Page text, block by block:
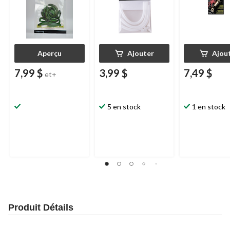
Aperçu
7,99 $ et+
Ajouter
3,99 $
5 en stock
7,49 $
1 en stock
Produit Détails